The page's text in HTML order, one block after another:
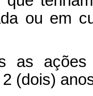
ou em
as ações
(dois)